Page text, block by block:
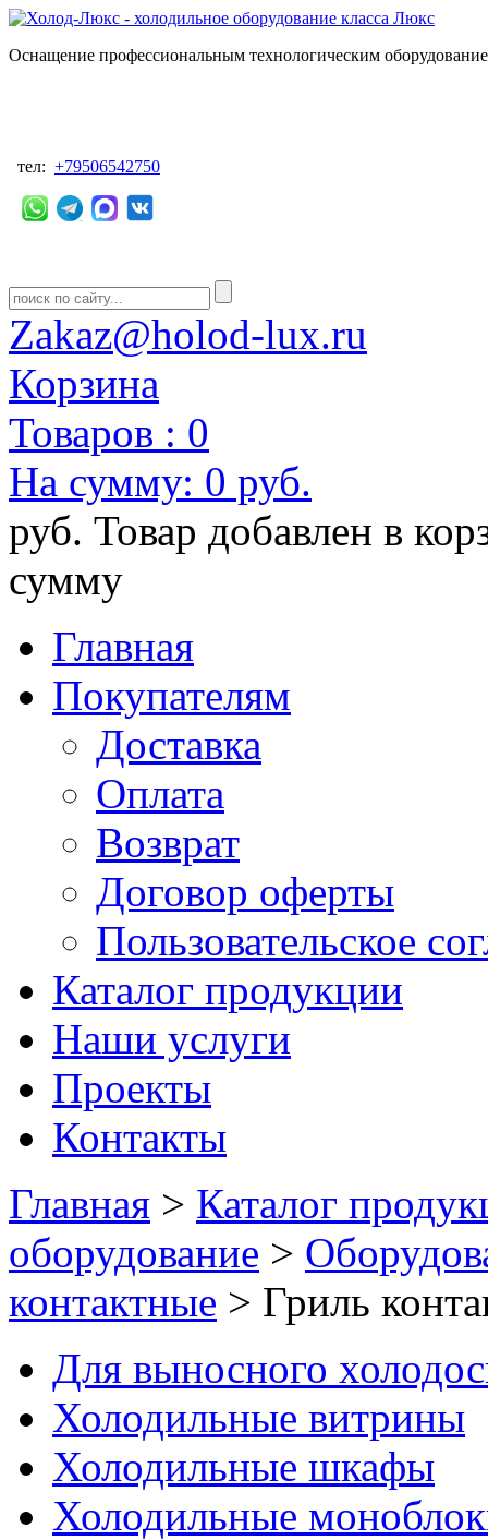
Оснащение профессиональным технологическим
тел: +79506542750
Zakaz@holod-lux.ru
Корзина
Товаров : 0
На сумму: 0 руб.
руб. Товар добавлен в
сумму
Главная
Покупателям
Доставка
Оплата
Возврат
Договор оферты
Пользовательское
Каталог продукции
Наши услуги
Проекты
Контакты
Главная > Каталог
оборудование >
контактные > Гриль
Для выносного
Холодильные витрины
Холодильные шкафы
Холодильные